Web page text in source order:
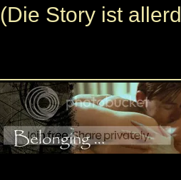
(Die Story ist